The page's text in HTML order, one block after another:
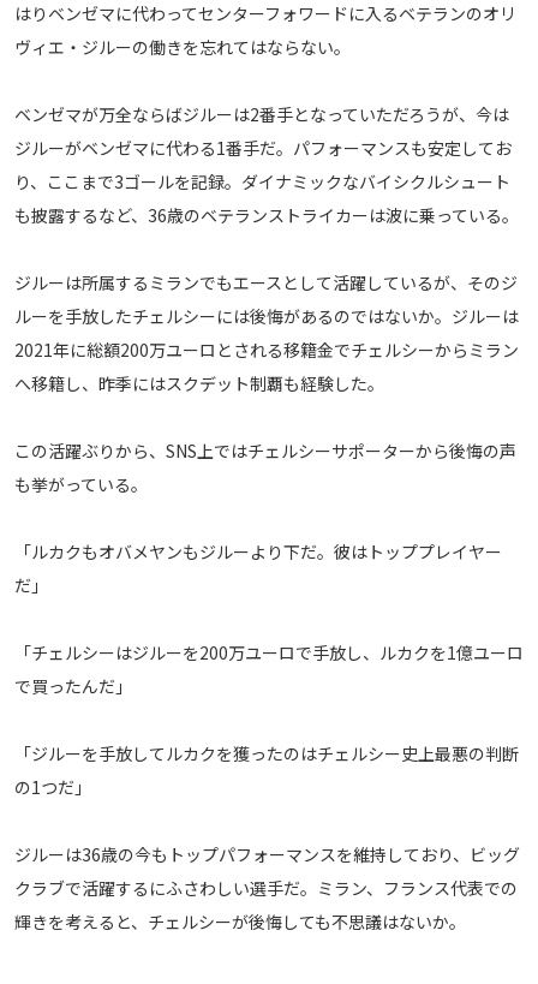
ご利用にあたって
プライバシーポリシー
© AbemaTV. Inc. All Rights Reserved.
はりベンゼマに代わってセンターフォワードに入るベテランのオリ
ヴィエ・ジルーの働きを忘れてはならない。
ベンゼマが万全ならばジルーは2番手となっていただろうが、今は
ジルーがベンゼマに代わる1番手だ。パフォーマンスも安定してお
り、ここまで3ゴールを記録。ダイナミックなバイシクルシュート
も披露するなど、36歳のベテランストライカーは波に乗っている。
ジルーは所属するミランでもエースとして活躍しているが、そのジ
ルーを手放したチェルシーには後悔があるのではないか。ジルーは
2021年に総額200万ユーロとされる移籍金でチェルシーからミラン
へ移籍し、昨季にはスクデット制覇も経験した。
この活躍ぶりから、SNS上ではチェルシーサポーターから後悔の声
も挙がっている。
「ルカクもオバメヤンもジルーより下だ。彼はトッププレイヤー
だ」
「チェルシーはジルーを200万ユーロで手放し、ルカクを1億ユーロ
で買ったんだ」
「ジルーを手放してルカクを獲ったのはチェルシー史上最悪の判断
の1つだ」
ジルーは36歳の今もトップパフォーマンスを維持しており、ビッグ
クラブで活躍するにふさわしい選手だ。ミラン、フランス代表での
輝きを考えると、チェルシーが後悔しても不思議はないか。